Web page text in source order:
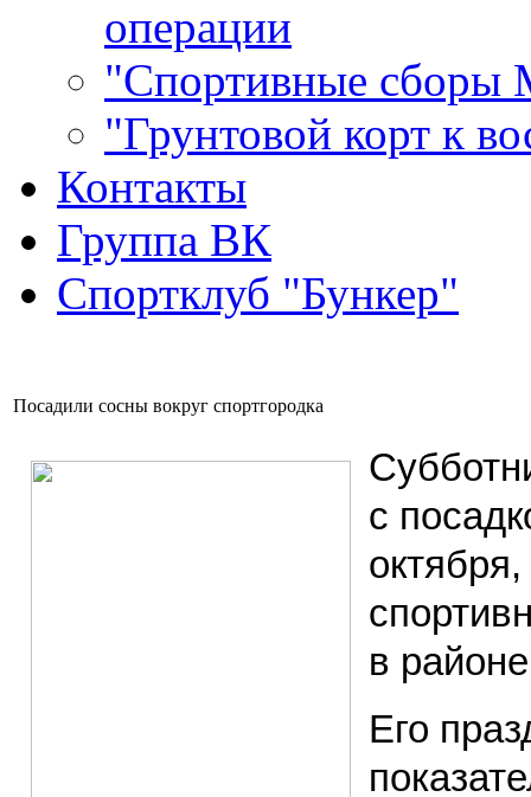
операции
"Спортивные
"Грунтовой корт к
Контакты
Группа ВК
Спортклуб "Бункер"
Посадили сосны вокруг спортгородка
с
в
Его